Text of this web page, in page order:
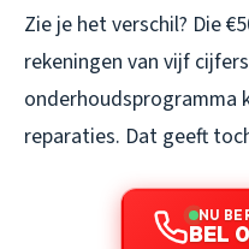
Zie je het verschil? Die
rekeningen van vijf
onderhoudsprogramma
reparaties. Dat geeft
NU
BEL